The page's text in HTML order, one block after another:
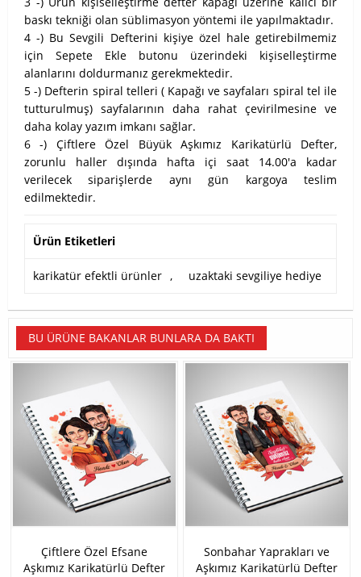
baskı tekniği olan süblimasyon yöntemi ile yapılmaktadır.
4 -) Bu Sevgili Defterini kişiye özel hale getirebilmemiz
için Sepete Ekle butonu üzerindeki kişiselleştirme
alanlarını doldurmanız gerekmektedir.
5 -) Defterin spiral telleri ( Kapağı ve sayfaları spiral tel ile
tutturulmuş) sayfalarının daha rahat çevirilmesine ve
daha kolay yazım imkanı sağlar.
6 -) Çiftlere Özel Büyük Aşkımız Karikatürlü Defter,
zorunlu haller dışında hafta içi saat 14.00'a kadar
verilecek siparişlerde aynı gün kargoya teslim
edilmektedir.
Ürün Etiketleri
karikatür efektli ürünler , uzaktaki sevgiliye hediye
BU ÜRÜNE BAKANLAR BUNLARA DA BAKTI
Çiftlere Özel Efsane
Aşkımız Karikatürlü Defter
Sonbahar Yaprakları ve
Aşkımız Karikatürlü Defter